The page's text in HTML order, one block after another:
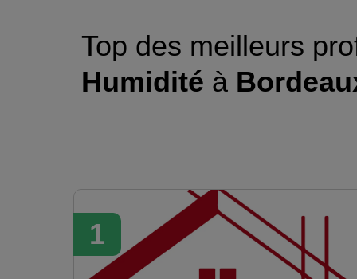
Top des meilleurs
Humidité à
1